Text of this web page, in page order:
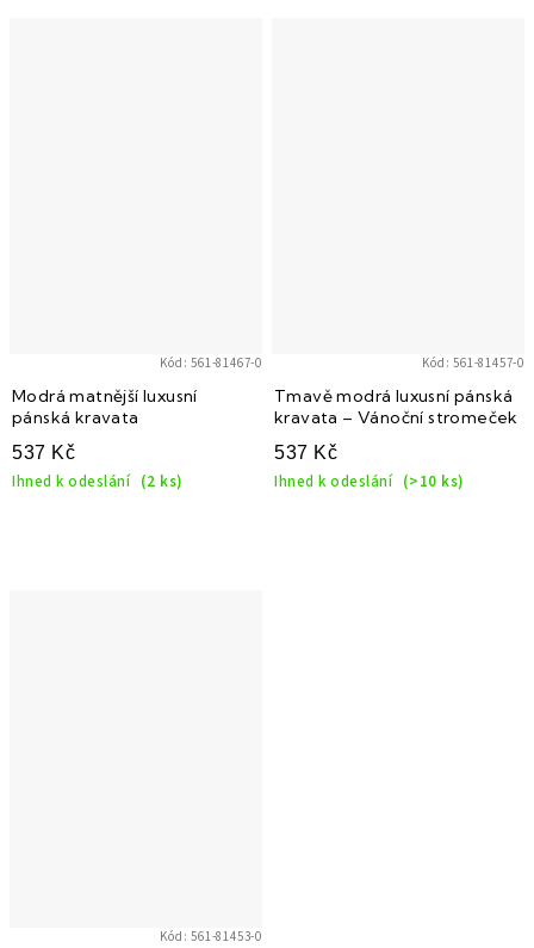
Modrá matnější luxusní
pánská kravata
537 Kč
Ihned k odeslání (2 ks)
Kód:561-81467-0
Tmavě modrá luxusní pánská
kravata – Vánoční stromeček
537 Kč
Ihned k odeslání (>10 ks)
Kód:561-81457-0
Kód:561-81453-0